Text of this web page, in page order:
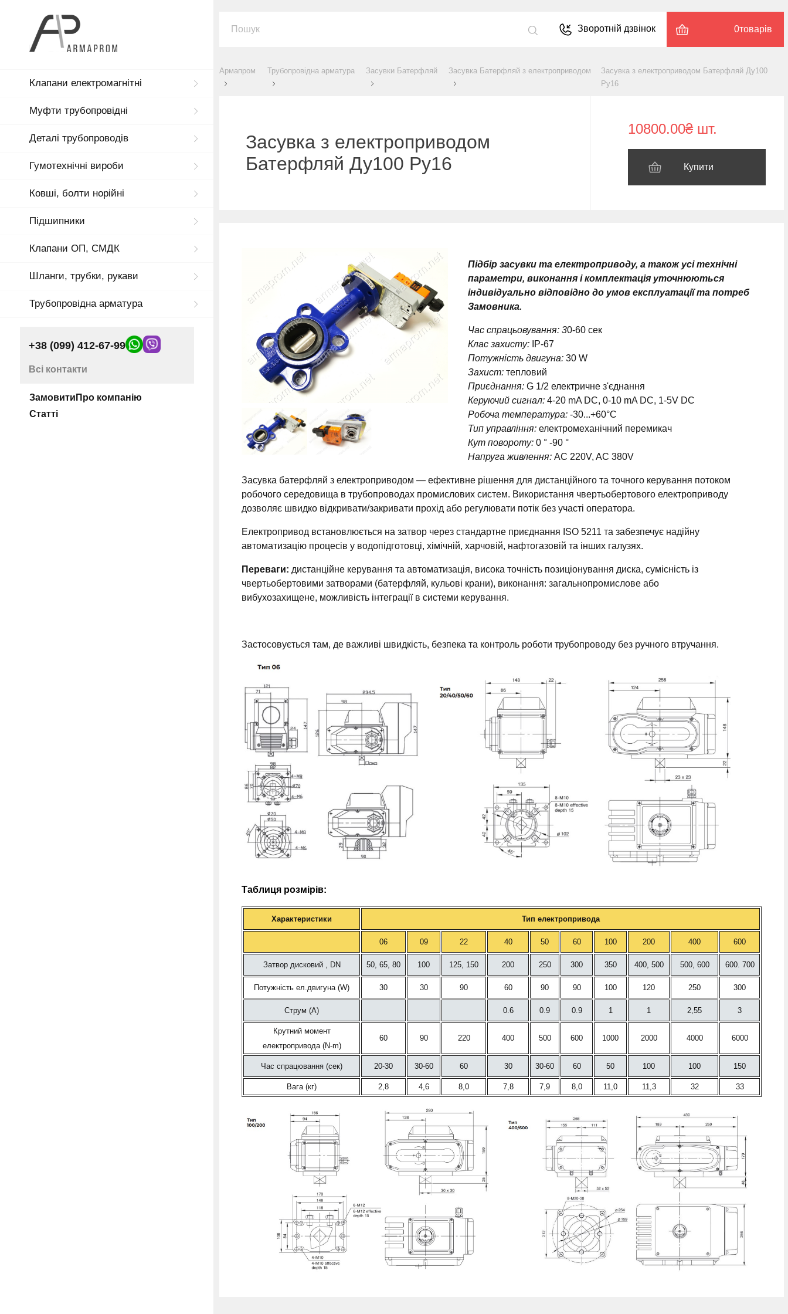
Клапани електромагнітні
Муфти трубопровідні
Деталі трубопроводів
Гумотехнічні вироби
Ковші, болти норійні
Підшипники
Клапани ОП, СМДК
Шланги, трубки, рукави
Трубопровідна арматура
+38 (099) 412-67-99
Всі контакти
Замовити
Статті
Про компанію
Зворотній дзвінок 0товарів
Армапром Трубопровідна арматура Засувки Батерфляй Засувка Батерфляй з електроприводом
Засувка з електроприводом Батерфляй Ду100
Ру16
Засувка з електроприводом
Батерфляй Ду100 Ру16
10800.00₴ шт.
Купити
Підбір засувки та електроприводу, а також усі технічні
параметри, виконання і комплектація уточнюються
індивідуально відповідно до умов експлуатації та потреб
Замовника.
Час спрацьовування: 30-60 сек
Клас захисту: IP-67
Потужність двигуна: 30 W
Захист: тепловий
Приєднання: G 1/2 електричне з'єднання
Керуючий сигнал: 4-20 mA DC, 0-10 mA DC, 1-5V DC
Робоча температура: -30...+60°С
Тип управління: електромеханічний перемикач
Кут повороту: 0 ° -90 °
Напруга живлення: AC 220V, AC 380V
Засувка батерфляй з електроприводом — ефективне рішення для дистанційного та точного керування потоком
робочого середовища в трубопроводах промислових систем. Використання чвертьобертового електроприводу
дозволяє швидко відкривати/закривати прохід або регулювати потік без участі оператора.
Електропривод встановлюється на затвор через стандартне приєднання ISO 5211 та забезпечує надійну
автоматизацію процесів у водопідготовці, хімічній, харчовій, нафтогазовій та інших галузях.
Переваги: дистанційне керування та автоматизація, висока точність позиціонування диска, сумісність із
чвертьобертовими затворами (батерфляй, кульові крани), виконання: загальнопромислове або
вибухозахищене, можливість інтеграції в системи керування.
Застосовується там, де важливі швидкість, безпека та контроль роботи трубопроводу без ручного втручання.
Таблиця розмірів:
Характеристики Тип електропривода
06 09 22 40 50 60 100 200 400 600
Затвор дисковий , DN 50, 65, 80 100 125, 150 200 250 300 350 400, 500 500, 600 600. 700
Потужність ел.двигуна (W) 30 30 90 60 90 90 100 120 250 300
Струм (А) 0.6 0.9 0.9 1 1 2,55 3
Крутний момент
електропривода (N-m)
60 90 220 400 500 600 1000 2000 4000 6000
Час спрацювання (сек) 20-30 30-60 60 30 30-60 60 50 100 100 150
Вага (кг) 2,8 4,6 8,0 7,8 7,9 8,0 11,0 11,3 32 33